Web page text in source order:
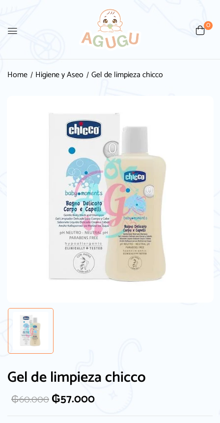
0
Home Higiene y Aseo Gel de limpieza chicco
Gel de limpieza chicco
₲60.000₲57.000
Be the first to review “Gel de
limpieza chicco”
Your rating
vez que comente.